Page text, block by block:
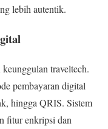
lebih autentik.
traveltech.
pembayaran digital
hingga QRIS. Sistem
fitur enkripsi dan